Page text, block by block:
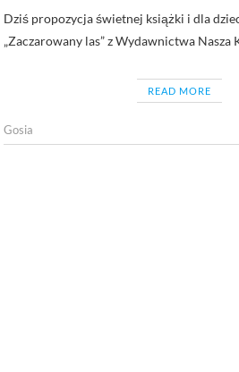
Dziś propozycja świetnej książki i dla
„Zaczarowany las” z Wydawnictwa Nasza
READ MORE
Gosia